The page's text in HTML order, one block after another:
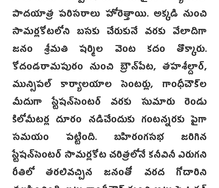
పాదయాత్ర పరిసరాలు హోరెత్తాయి. అక్కడి నుంచి
సామర్లకోటలోని బసకు చేరుకునే వరకు వేలాదిగా
జనం శ్రీమతి షర్మిల వెంట కదం తొక్కారు.
కోదండరామపురం నుంచి బ్రౌన్‌పేట, తహశీల్దార్,
మున్సిప‌ల్ కార్యాలయాల సెంటర్లు, గాంధీచౌ‌క్‌ల
మీదుగా స్టేషన్‌సెంటర్‌ వరకు సుమారు రెండు
కిలోమీటర్ల దూరం నడిచేందుకు గంటన్నరకు పైగా
సమయం పట్టింది. బహిరంగసభ జరిగిన
స్టేషన్‌సెంటర్ ‌సామర్లకోట చరిత్రలోనే కనీవినీ ఎరుగని
రీతిలో తరలివచ్చిన జనంతో వరద గోదారిని